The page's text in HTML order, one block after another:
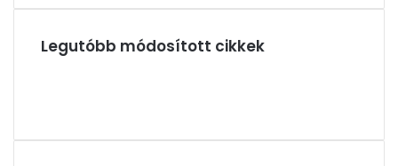
Legutóbb módosított cikkek